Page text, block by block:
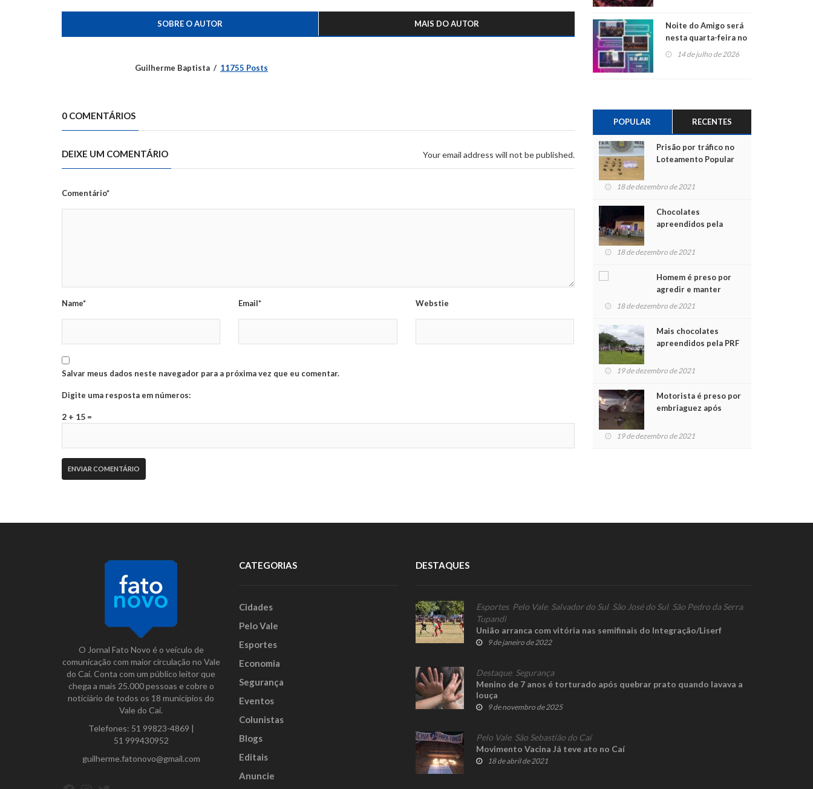
SOBRE O AUTOR MAIS DO AUTOR
Guilherme Baptista 11755 Posts
0 COMENTÁRIOS
DEIXE UM COMENTÁRIO Your email address will not be published.
Comentário*
Name* Email* Webstie
Salvar meus dados neste navegador para a próxima vez que eu comentar.
Digite uma resposta em números:
2 + 15 =
Noite do Amigo será
nesta quarta-feira no
Centro de Cultura de
14 de julho de 2026
POPULAR RECENTES
Prisão por tráfico no
Loteamento Popular
18 de dezembro de 2021
Chocolates
apreendidos pela
para crianças na
18 de dezembro de 2021
Homem é preso por
agredir e manter
mulher em cárcere
18 de dezembro de 2021
Mais chocolates
apreendidos pela PRF
crianças no Natal
19 de dezembro de 2021
Motorista é preso por
embriaguez após
feridos
19 de dezembro de 2021
O Jornal Fato Novo é o veículo de
comunicação com maior circulação no Vale
do Caí. Conta com um público leitor que
chega a mais 25.000 pessoas e cobre o
noticiário de todos os 18 municípios do
Vale do Caí.
Telefones: 51 99823-4869 |
51 999430952
guilherme.fatonovo@gmail.com
CATEGORIAS
Cidades
Pelo Vale
Esportes
Economia
Segurança
Eventos
Colunistas
Blogs
Editais
Anuncie
DESTAQUES
Esportes, Pelo Vale, Salvador do Sul, São José do Sul, São Pedro da Serra,
Tupandi
União arranca com vitória nas semifinais do Integração/Liserf
9 de janeiro de 2022
Destaque, Segurança
Menino de 7 anos é torturado após quebrar prato quando lavava a
louça
9 de novembro de 2025
Pelo Vale, São Sebastião do Caí
Movimento Vacina Já teve ato no Caí
18 de abril de 2021